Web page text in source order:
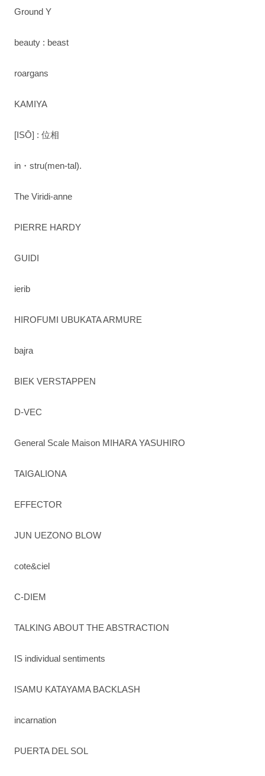
Ground Y
beauty : beast
roargans
KAMIYA
[ISŌ] : 位相
in・stru(men-tal).
The Viridi-anne
PIERRE HARDY
GUIDI
ierib
HIROFUMI UBUKATA ARMURE
bajra
BIEK VERSTAPPEN
D-VEC
General Scale Maison MIHARA YASUHIRO
TAIGALIONA
EFFECTOR
JUN UEZONO BLOW
cote&ciel
C-DIEM
TALKING ABOUT THE ABSTRACTION
IS individual sentiments
ISAMU KATAYAMA BACKLASH
incarnation
PUERTA DEL SOL